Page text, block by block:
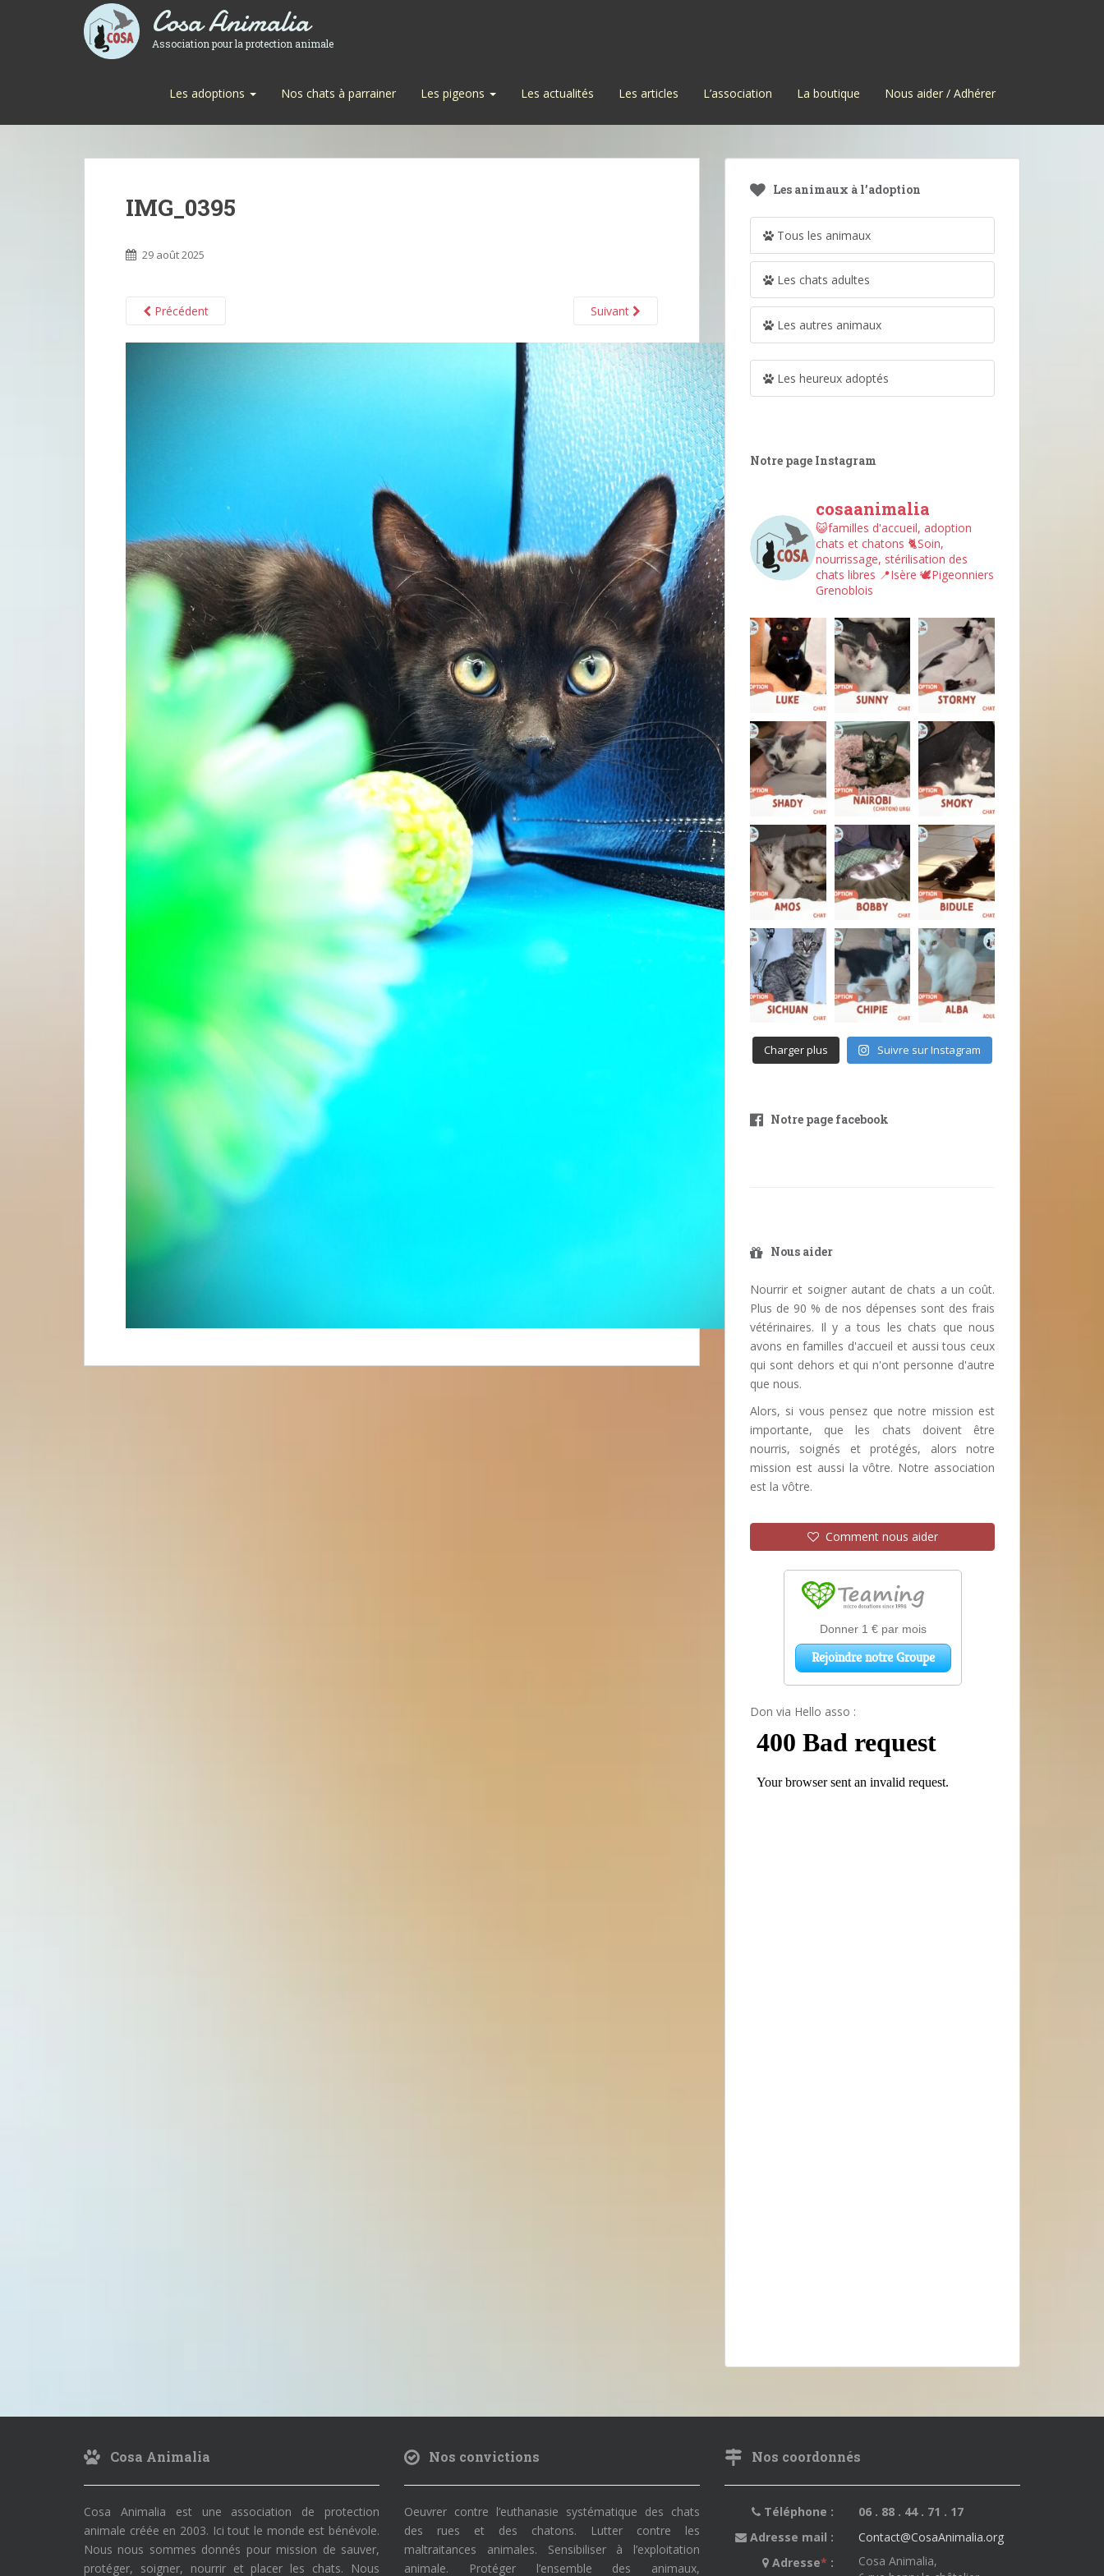
Cosa Animalia
Association pour la protection animale
Les adoptions Nos chats à parrainer Les pigeons Les actualités Les articles L’association La boutique Nous aider / Adhérer
IMG_0395
29 août 2025
Précédent Suivant
Les animaux à l’adoption
Tous les animaux
Les chats adultes
Les autres animaux
Les heureux adoptés
Notre page Instagram
cosaanimalia
😺familles d'accueil, adoption
chats et chatons 🐈Soin,
nourrissage, stérilisation des
chats libres 📍Isère 🕊︎Pigeonniers
Grenoblois
Charger plus Suivre sur Instagram
Notre page facebook
Nous aider
Nourrir et soigner autant de chats a un coût.
Plus de 90 % de nos dépenses sont des frais
vétérinaires. Il y a tous les chats que nous
avons en familles d'accueil et aussi tous ceux
qui sont dehors et qui n'ont personne d'autre
que nous.
Alors, si vous pensez que notre mission est
importante, que les chats doivent être
nourris, soignés et protégés, alors notre
mission est aussi la vôtre. Notre association
est la vôtre.
Comment nous aider
Don via Hello asso :
Cosa Animalia
Cosa Animalia est une association de protection
animale créée en 2003. Ici tout le monde est bénévole.
Nous nous sommes donnés pour mission de sauver,
protéger, soigner, nourrir et placer les chats. Nous
Nos convictions
Oeuvrer contre l’euthanasie systématique des chats
des rues et des chatons. Lutter contre les
maltraitances animales. Sensibiliser à l’exploitation
animale. Protéger l’ensemble des animaux,
Nos coordonnés
Téléphone :
06 . 88 . 44 . 71 . 17
Adresse mail :
Contact@CosaAnimalia.org
Adresse* :
Cosa Animalia,